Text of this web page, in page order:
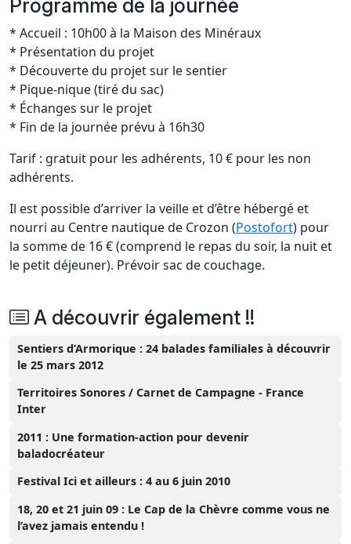
Programme de la journée
* Accueil : 10h00 à la Maison des Minéraux
* Présentation du projet
* Découverte du projet sur le sentier
* Pique-nique (tiré du sac)
* Échanges sur le projet
* Fin de la journée prévu à 16h30
Tarif : gratuit pour les adhérents, 10 € pour les non
adhérents.
Il est possible d’arriver la veille et d’être hébergé et
nourri au Centre nautique de Crozon (Postofort) pour
la somme de 16 € (comprend le repas du soir, la nuit et
le petit déjeuner). Prévoir sac de couchage.
A découvrir également !!
Sentiers d’Armorique : 24 balades familiales à découvrir
le 25 mars 2012
Territoires Sonores / Carnet de Campagne - France
Inter
2011 : Une formation-action pour devenir
baladocréateur
Festival Ici et ailleurs : 4 au 6 juin 2010
18, 20 et 21 juin 09 : Le Cap de la Chèvre comme vous ne
l’avez jamais entendu !